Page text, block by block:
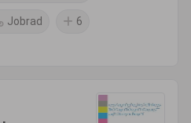
Jobrad 6